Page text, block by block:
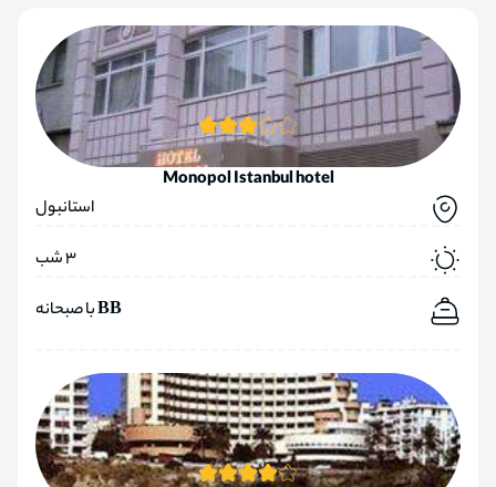
Monopol Istanbul hotel
استانبول
3 شب
BB با صبحانه